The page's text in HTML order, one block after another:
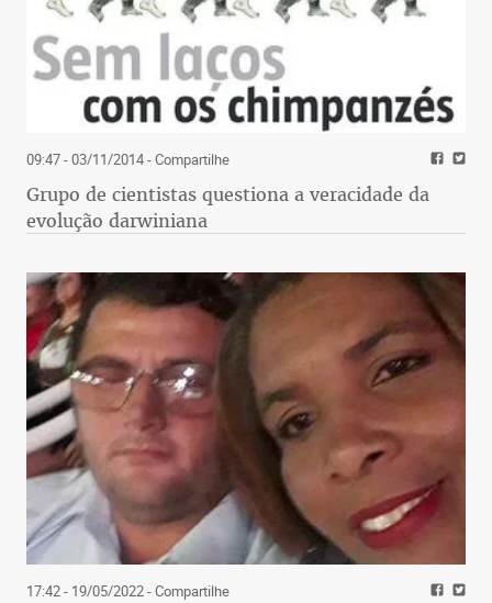
09:47 - 03/11/2014- Compartilhe
Grupo de cientistas questiona a veracidade da
evolução darwiniana
17:42 - 19/05/2022- Compartilhe